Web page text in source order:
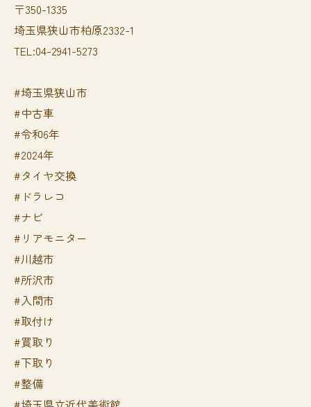
〒350-1335
埼玉県狭山市柏原2332-1
TEL:04-2941-5273
#埼玉県狭山市
#中古車
#令和6年
#2024年
#タイヤ交換
#ドラレコ
#ナビ
#リアモニター
#川越市
#所沢市
#入間市
#取付け
#買取り
#下取り
#整備